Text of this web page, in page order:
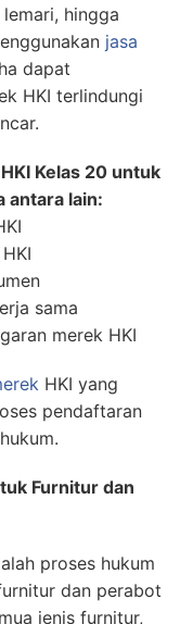
hingga
jasa
dapat
HKI terlindungi
Kelas 20 untuk
antara lain:
sama
merek HKI
HKI yang
pendaftaran
Furnitur dan
proses hukum
dan perabot
jenis furnitur,